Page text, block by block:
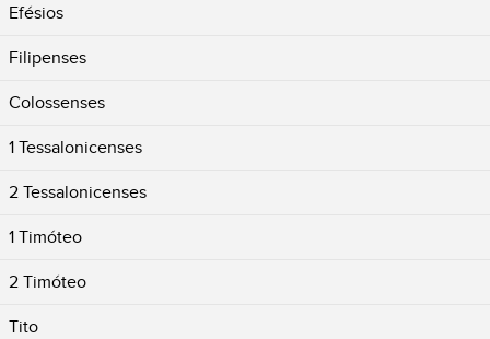
Efésios
Filipenses
Colossenses
1 Tessalonicenses
2 Tessalonicenses
1 Timóteo
2 Timóteo
Tito